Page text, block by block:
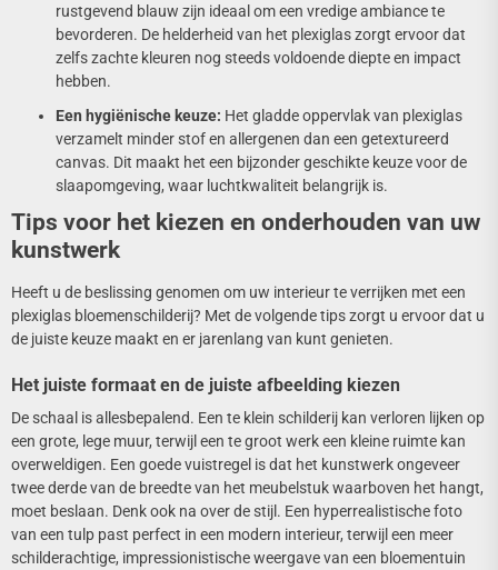
rustgevend blauw zijn ideaal om een vredige ambiance te
bevorderen. De helderheid van het plexiglas zorgt ervoor dat
zelfs zachte kleuren nog steeds voldoende diepte en impact
hebben.
Een hygiënische keuze: Het gladde oppervlak van plexiglas
verzamelt minder stof en allergenen dan een getextureerd
canvas. Dit maakt het een bijzonder geschikte keuze voor de
slaapomgeving, waar luchtkwaliteit belangrijk is.
Tips voor het kiezen en onderhouden van uw
kunstwerk
Heeft u de beslissing genomen om uw interieur te verrijken met een
plexiglas bloemenschilderij? Met de volgende tips zorgt u ervoor dat u
de juiste keuze maakt en er jarenlang van kunt genieten.
Het juiste formaat en de juiste afbeelding kiezen
De schaal is allesbepalend. Een te klein schilderij kan verloren lijken op
een grote, lege muur, terwijl een te groot werk een kleine ruimte kan
overweldigen. Een goede vuistregel is dat het kunstwerk ongeveer
twee derde van de breedte van het meubelstuk waarboven het hangt,
moet beslaan. Denk ook na over de stijl. Een hyperrealistische foto
van een tulp past perfect in een modern interieur, terwijl een meer
schilderachtige, impressionistische weergave van een bloementuin